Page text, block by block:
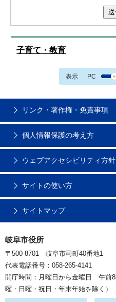
子育て・教育
表示 PC
リンク・著作権・免責事項
個人情報保護の考え方
ウェブアクセシビリティ方針
サイトの使い方
サイトマップ
岐阜市役所
〒500-8701 岐阜市司町40番地1
代表電話番号：058-265-4141
開庁時間：月曜日から金曜日 午前
曜・日曜・祝日・年末年始を除く）